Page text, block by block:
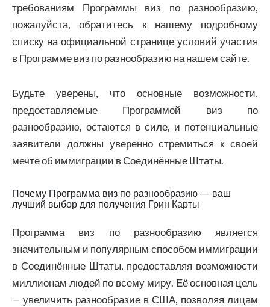
требованиям Программы виз по разнообразию,
пожалуйста, обратитесь к нашему подробному
списку на официальной странице условий участия
в Программе виз по разнообразию на нашем сайте.
Будьте уверены, что основные возможности,
предоставляемые Программой виз по
разнообразию, остаются в силе, и потенциальные
заявители должны уверенно стремиться к своей
мечте об иммиграции в Соединённые Штаты.
Почему Программа виз по разнообразию — ваш
лучший выбор для получения Грин Карты
Программа виз по разнообразию является
значительным и популярным способом иммиграции
в Соединённые Штаты, предоставляя возможности
миллионам людей по всему миру. Её основная цель
— увеличить разнообразие в США, позволяя лицам